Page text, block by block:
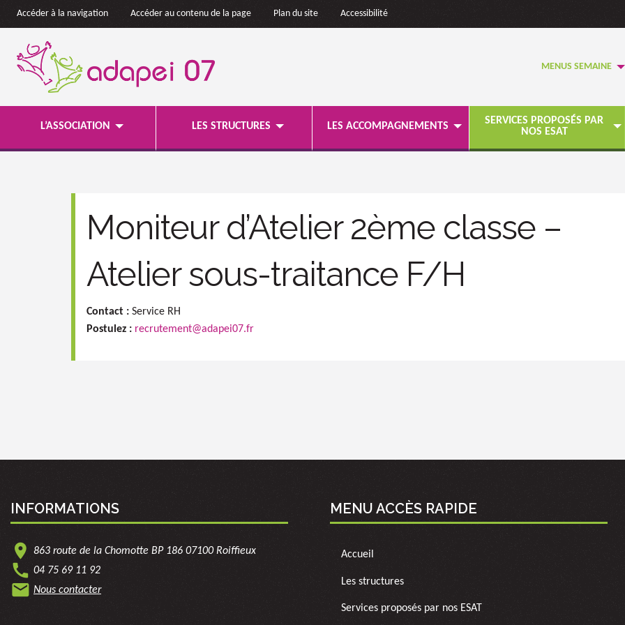
Accéder à la navigation Accéder au contenu de la page Plan du site Accessibilité
MENUS SEMAINE
L’ASSOCIATION LES STRUCTURES LES ACCOMPAGNEMENTS
SERVICES PROPOSÉS PAR
NOS ESAT
Moniteur d’Atelier 2ème classe –
Atelier sous-traitance F/H
Contact : Service RH
Postulez : recrutement@adapei07.fr
INFORMATIONS
location_on 863 route de la Chomotte BP 186 07100 Roiffieux
call 04 75 69 11 92
mail Nous contacter
MENU ACCÈS RAPIDE
Accueil
Les structures
Services proposés par nos ESAT